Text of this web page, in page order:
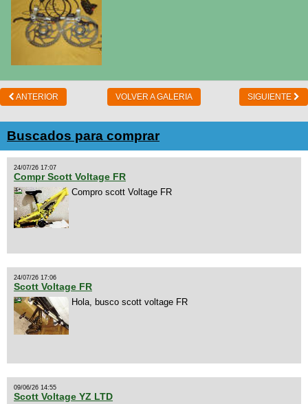
ANTERIOR VOLVER A GALERIA SIGUIENTE
Buscados para comprar
24/07/26 17:07
Compr Scott Voltage FR
Compro scott Voltage FR
24/07/26 17:06
Scott Voltage FR
Hola, busco scott voltage FR
09/06/26 14:55
Scott Voltage YZ LTD